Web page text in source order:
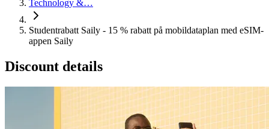
Technology &…
Studentrabatt Saily - 15 % rabatt på mobildataplan med eSIM-
appen Saily
Discount details